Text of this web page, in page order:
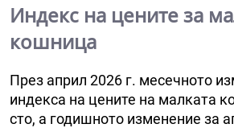
Индекс на цените за
кошница
През април 2026 г. месечното
индекса на цените на малката
сто, а годишното изменение за